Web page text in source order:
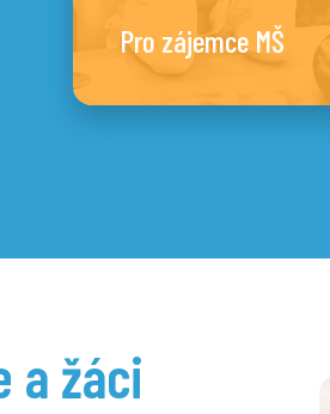
Pro zájemce MŠ
a žáci